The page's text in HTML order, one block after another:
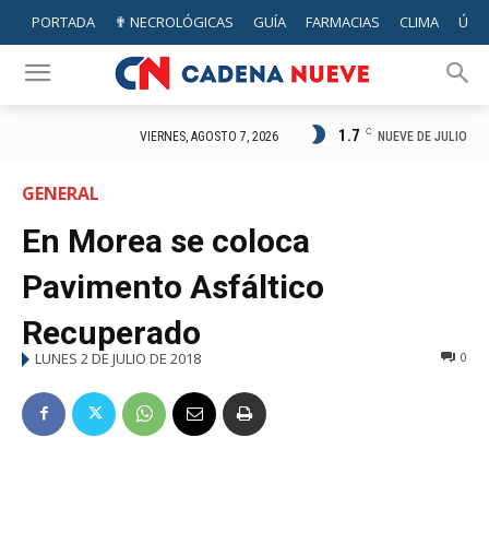
PORTADA ✟ NECROLÓGICAS GUÍA FARMACIAS CLIMA
VIERNES, AGOSTO 7, 2026 1.7 C NUEVE DE JULIO
GENERAL
En Morea se coloca
Pavimento Asfáltico
Recuperado
LUNES 2 DE JULIO DE 2018 0